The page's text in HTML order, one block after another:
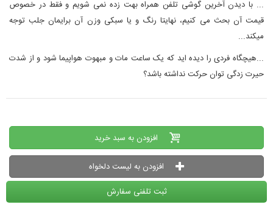
... با دیدن آخرین گوشی تلفن همراه بهت زده نمی شویم و فقط در خصوص
قیمت آن بحث می کنیم، نهایتا رنگ و یا سبکی وزن آن برایمان جلب توجه
میکند...
...هیچگاه فردی را دیده اید که یک ساعت مات و مبهوت هواپیما شود و از شدت
حیرت زدگی توان حرکت نداشته باشد؟
افزودن به سبد خرید
افزودن به لیست دلخواه
ثبت تلفنی سفارش